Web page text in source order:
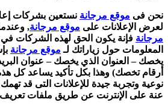
نحن فى موقع مرجانة نستعين بشركات
لعرض الإعلانات على موقع مرجانة,
مرجانة فإنة يكون الحق لهذه الشركات
المعلومات حول زياراتك لـ موقع مرجانة
يخصك – العنوان الذي يخصك – عنوان
أرقام تخصك) وهذا بكل تأكيد يساعد كل
نوعية وتجربة جيدة للإعلانات التى قد
عنة على الإنترنت عن طريق ملفات تعريف